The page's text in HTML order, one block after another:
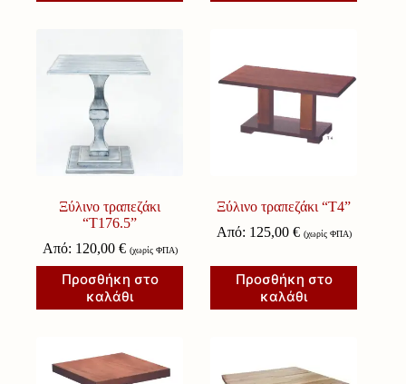
Ξύλινο τραπεζάκι
“Τ176.5”
Από: 120,00 € (χωρίς ΦΠΑ)
Προσθήκη στο
καλάθι
Ξύλινο τραπεζάκι “Τ4”
Από: 125,00 € (χωρίς ΦΠΑ)
Προσθήκη στο
καλάθι